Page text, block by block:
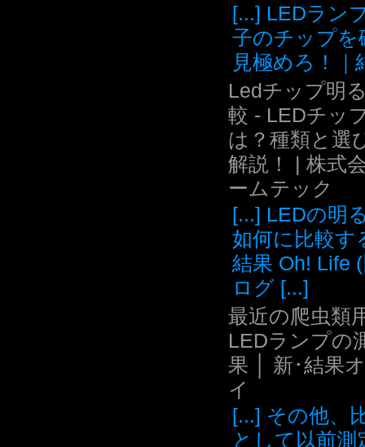
[...] LEDラン
子のチップを
見極めろ！｜
Ledチップ明
較 - LEDチッ
は？種類と選
解説！ | 株式
ームテック
[...] LEDの明
如何に比較す
結果 Oh! Life
ログ [...]
最近の爬虫類
LEDランプの
果 │ 新･結果
イ
[...] その他、
として以前測